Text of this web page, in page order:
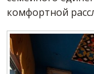
комфортной